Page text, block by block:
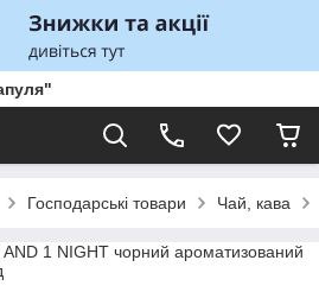
Господарські товари Чай, кава